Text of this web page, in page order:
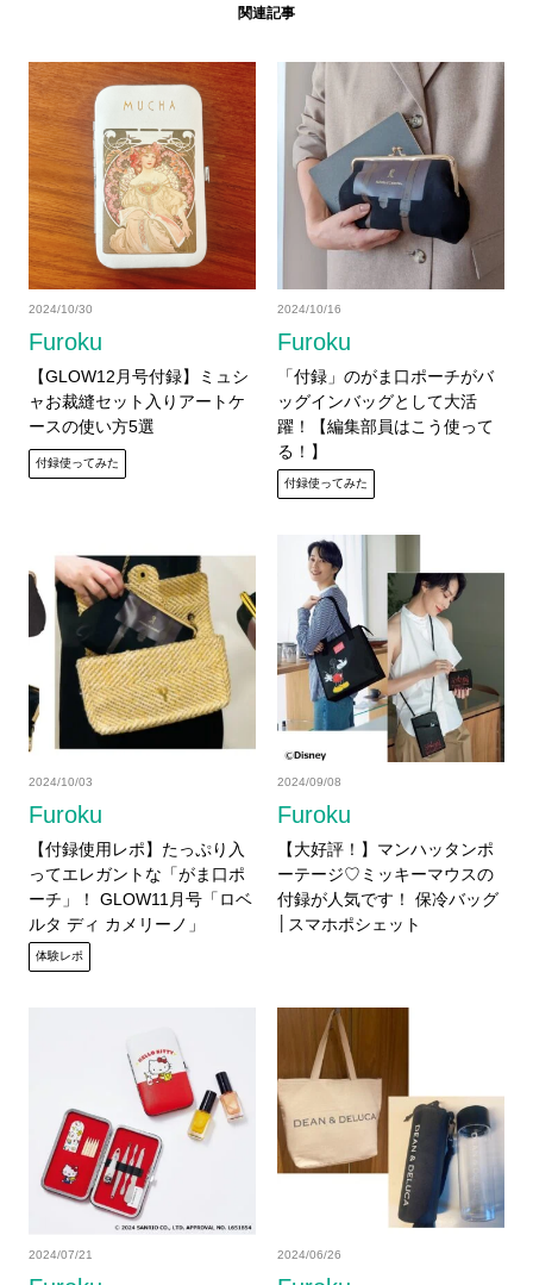
関連記事
Furoku
2024/10/30
【GLOW12月号付録】ミュシ
ャお裁縫セット入りアートケ
ースの使い方5選
付録使ってみた
Furoku
2024/10/16
「付録」のがま口ポーチがバ
ッグインバッグとして大活
躍！【編集部員はこう使って
る！】
付録使ってみた
Furoku
2024/10/03
【付録使用レポ】たっぷり入
ってエレガントな「がま口ポ
ーチ」！ GLOW11月号「ロベ
ルタ ディ カメリーノ」
体験レポ
Furoku
2024/09/08
【大好評！】マンハッタンポ
ーテージ♡ミッキーマウスの
付録が人気です！ 保冷バッグ
│スマホポシェット
2024/07/21 2024/06/26